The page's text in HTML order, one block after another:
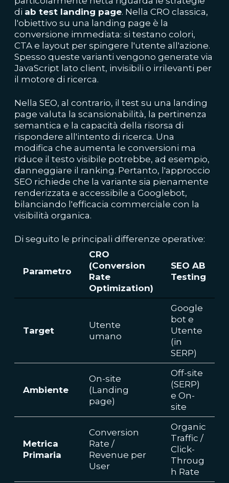
di ab test landing page. Nella CRO classica,
l'obiettivo su una landing page è la
conversione immediata: si testano colori,
CTA e layout per spingere l'utente all'azione.
Spesso queste varianti vengono generate via
JavaScript lato client, invisibili o irrilevanti per
il motore di ricerca.
Nella SEO, al contrario, il test su una landing
page valuta la scansionabilità, la pertinenza
semantica e la capacità della risorsa di
rispondere all'intento di ricerca. Una
modifica che aumenta le conversioni ma
riduce il testo visibile potrebbe, ad esempio,
danneggiare il ranking. Pertanto, l'approccio
SEO richiede che la variante sia pienamente
renderizzata e accessibile a Googlebot,
bilanciando l'efficacia commerciale con la
visibilità organica.
Di seguito le principali differenze operative:
Parametro
CRO
(Conversion
Rate
Optimization)
SEO AB
Testing
Target
Utente
umano
Google
bot e
Utente
(in
SERP)
Ambiente
On-site
(Landing
page)
Off-site
(SERP)
e On-
site
Metrica
Primaria
Conversion
Rate /
Revenue per
User
Organic
Traffic /
Click-
Throug
h Rate